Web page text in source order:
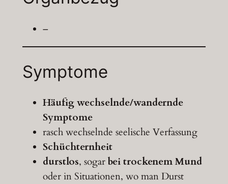
–
Symptome
Häufig wechselnde/wandernde
Symptome
rasch wechselnde seelische Verfassung
Schüchternheit
durstlos, sogarbei trockenem Mund
oder in Situationen, wo man Durst